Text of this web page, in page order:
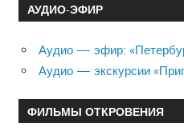
АУДИО-ЭФИР
Аудио — эфир:
Аудио — экскурсии
ФИЛЬМЫ ОТКРОВЕНИЯ